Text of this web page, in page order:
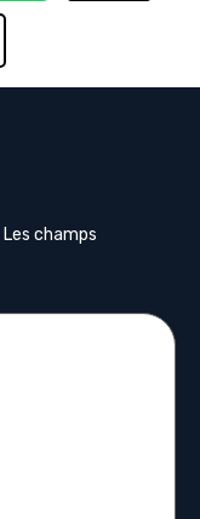
Les champs